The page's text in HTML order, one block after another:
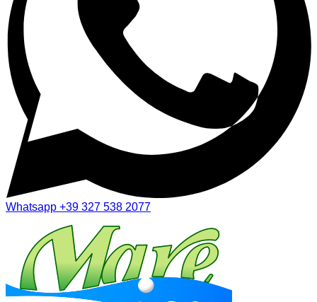
Whatsapp +39 327 538 2077